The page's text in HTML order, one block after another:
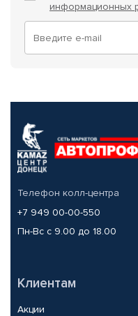
информационных
Телефон колл-центра
+7 949 00-00-550
Пн-Вс с 9.00 до 18.00
Клиентам
Акции